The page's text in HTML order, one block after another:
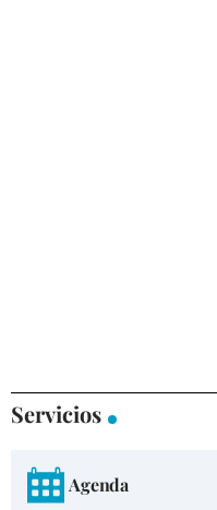
Servicios
Agenda